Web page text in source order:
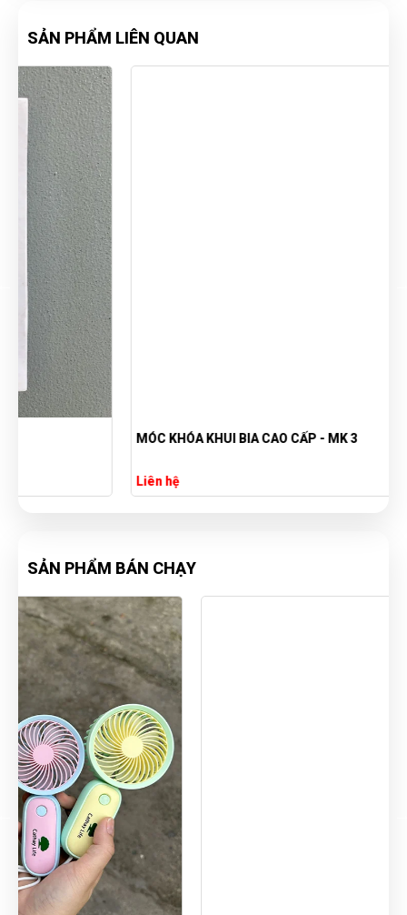
SẢN PHẨM LIÊN QUAN
MÓC KHÓA KHUI BIA CAO CẤP - MK 3
SẢN PHẨM BÁN CHẠY